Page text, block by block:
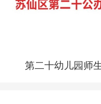
第二十幼儿园师